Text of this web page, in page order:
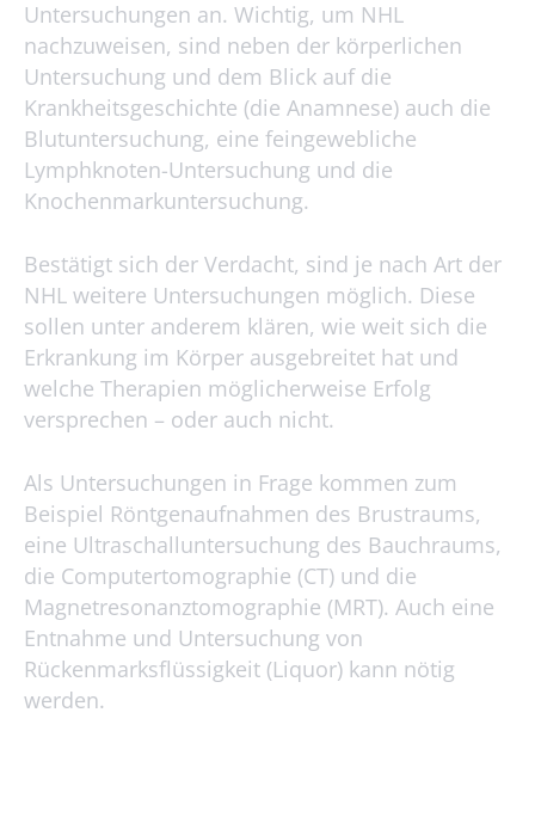
Untersuchungen an. Wichtig, um NHL
nachzuweisen, sind neben der körperlichen
Untersuchung und dem Blick auf die
Krankheitsgeschichte (die Anamnese) auch die
Blutuntersuchung, eine feingewebliche
Lymphknoten-Untersuchung und die
Knochenmarkuntersuchung.
Bestätigt sich der Verdacht, sind je nach Art der
NHL weitere Untersuchungen möglich. Diese
sollen unter anderem klären, wie weit sich die
Erkrankung im Körper ausgebreitet hat und
welche Therapien möglicherweise Erfolg
versprechen – oder auch nicht.
Als Untersuchungen in Frage kommen zum
Beispiel Röntgenaufnahmen des Brustraums,
eine Ultraschalluntersuchung des Bauchraums,
die Computertomographie (CT) und die
Magnetresonanztomographie (MRT). Auch eine
Entnahme und Untersuchung von
Rückenmarksflüssigkeit (Liquor) kann nötig
werden.